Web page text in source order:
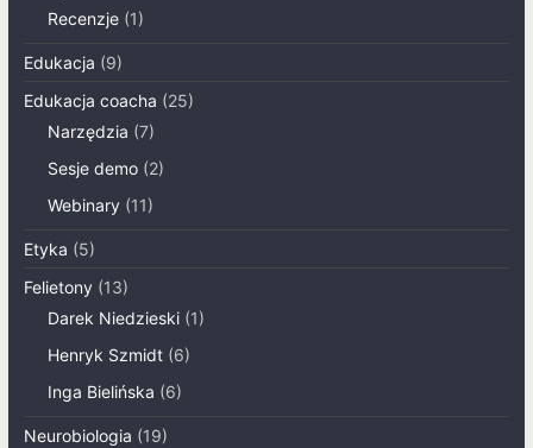
Recenzje(1)
Edukacja (9)
Edukacja coacha (25)
Narzędzia (7)
Sesje demo(2)
Webinary(11)
Etyka (5)
Felietony(13)
Darek Niedzieski(1)
Henryk Szmidt(6)
Inga Bielińska (6)
Neurobiologia (19)